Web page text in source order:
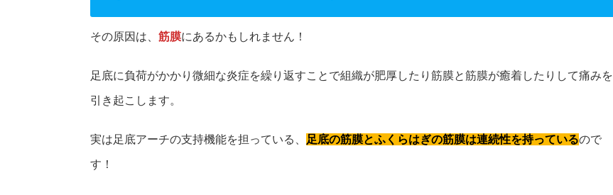
その原因は、 筋膜にあるかもしれません！
足底に負荷がかかり微細な炎症を繰り返すことで組織が肥厚したり筋膜と筋膜が癒着したりして痛みを
引き起こします。
実は足底アーチの支持機能を担っている、 足底の筋膜とふくらはぎの筋膜は連続性を持っているので
す！